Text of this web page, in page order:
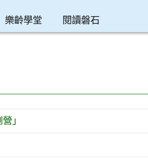
樂齡學堂 閱讀磐石
」